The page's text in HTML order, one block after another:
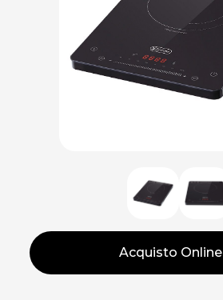
Acquisto Online